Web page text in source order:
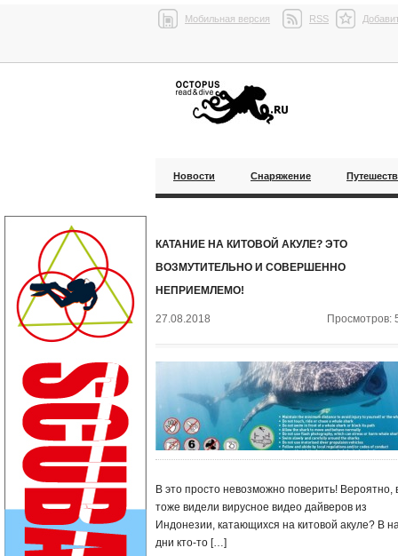
Мобильная версия RSS
Новости Снаряжение
КАТАНИЕ НА КИТОВОЙ АКУЛЕ? ЭТО
ВОЗМУТИТЕЛЬНО И СОВЕРШЕННО
НЕПРИЕМЛЕМО!
27.08.2018 Просмотров:
В это просто невозможно поверить! Вероятно,
тоже видели вирусное видео дайверов из
Индонезии, катающихся на китовой акуле? В
дни кто-то […]